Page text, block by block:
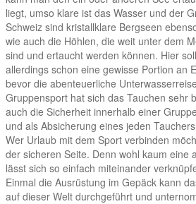
liegt, umso klare ist das Wasser und der
Schweiz sind kristallklare Bergseen
wie auch die Höhlen, die weit unter dem
sind und ertaucht werden können. Hier
allerdings schon eine gewisse Portion an
bevor die abenteuerliche
Gruppensport hat sich das Tauchen sehr
auch die Sicherheit innerhalb einer
und als Absicherung eines jeden
Wer Urlaub mit dem Sport verbinden
der sicheren Seite. Denn wohl kaum eine
lässt sich so einfach miteinander
Einmal die Ausrüstung im Gepäck kann
auf dieser Welt durchgeführt und